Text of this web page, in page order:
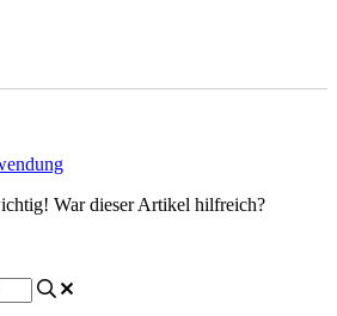
War dieser Artikel hilfreich?